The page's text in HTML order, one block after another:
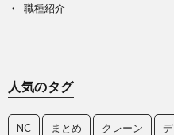
職種紹介
人気のタグ
NC まとめ クレーン